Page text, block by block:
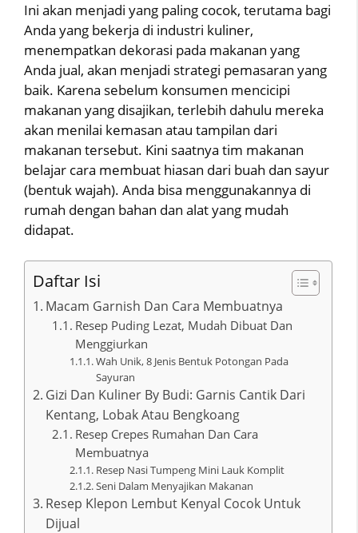
Ini akan menjadi yang paling cocok, terutama bagi
Anda yang bekerja di industri kuliner,
menempatkan dekorasi pada makanan yang
Anda jual, akan menjadi strategi pemasaran yang
baik. Karena sebelum konsumen mencicipi
makanan yang disajikan, terlebih dahulu mereka
akan menilai kemasan atau tampilan dari
makanan tersebut. Kini saatnya tim makanan
belajar cara membuat hiasan dari buah dan sayur
(bentuk wajah). Anda bisa menggunakannya di
rumah dengan bahan dan alat yang mudah
didapat.
Daftar Isi
Macam Garnish Dan Cara Membuatnya
Resep Puding Lezat, Mudah Dibuat Dan
Menggiurkan
Wah Unik, 8 Jenis Bentuk Potongan Pada
Sayuran
Gizi Dan Kuliner By Budi: Garnis Cantik Dari
Kentang, Lobak Atau Bengkoang
Resep Crepes Rumahan Dan Cara
Membuatnya
Resep Nasi Tumpeng Mini Lauk Komplit
Seni Dalam Menyajikan Makanan
Resep Klepon Lembut Kenyal Cocok Untuk
Dijual